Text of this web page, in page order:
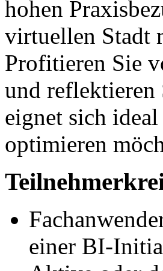
hohen
virtuellen Stadt
Profitieren Sie
und reflektieren
eignet sich
optimieren
einer BI-